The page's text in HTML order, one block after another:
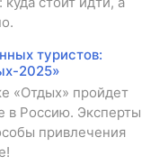
туристов:
2025»
«Отдых» пройдет
в Россию. Эксперты
привлечения